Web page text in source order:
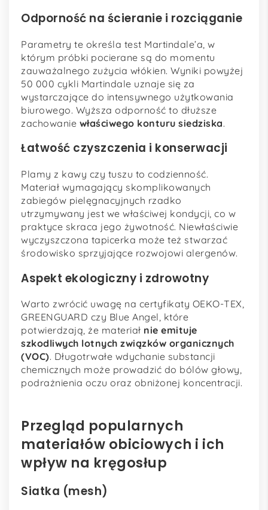
Odporność na ścieranie i rozciąganie
Parametry te określa test Martindale’a, w
którym próbki pocierane są do momentu
zauważalnego zużycia włókien. Wyniki powyżej
50 000 cykli Martindale uznaje się za
wystarczające do intensywnego użytkowania
biurowego. Wyższa odporność to dłuższe
zachowanie właściwego konturu siedziska.
Łatwość czyszczenia i konserwacji
Plamy z kawy czy tuszu to codzienność.
Materiał wymagający skomplikowanych
zabiegów pielęgnacyjnych rzadko
utrzymywany jest we właściwej kondycji, co w
praktyce skraca jego żywotność. Niewłaściwie
wyczyszczona tapicerka może też stwarzać
środowisko sprzyjające rozwojowi alergenów.
Aspekt ekologiczny i zdrowotny
Warto zwrócić uwagę na certyfikaty OEKO-TEX,
GREENGUARD czy Blue Angel, które
potwierdzają, że materiał nie emituje
szkodliwych lotnych związków organicznych
(VOC). Długotrwałe wdychanie substancji
chemicznych może prowadzić do bólów głowy,
podrażnienia oczu oraz obniżonej koncentracji.
Przegląd popularnych
materiałów obiciowych i ich
wpływ na kręgosłup
Siatka (mesh)